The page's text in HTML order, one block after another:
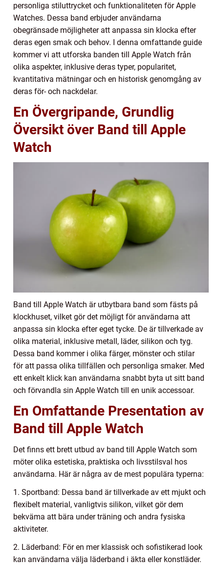
personliga stiluttrycket och funktionaliteten för Apple
Watches. Dessa band erbjuder användarna
obegränsade möjligheter att anpassa sin klocka efter
deras egen smak och behov. I denna omfattande guide
kommer vi att utforska banden till Apple Watch från
olika aspekter, inklusive deras typer, popularitet,
kvantitativa mätningar och en historisk genomgång av
deras för- och nackdelar.
En Övergripande, Grundlig
Översikt över Band till Apple
Watch
Band till Apple Watch är utbytbara band som fästs på
klockhuset, vilket gör det möjligt för användarna att
anpassa sin klocka efter eget tycke. De är tillverkade av
olika material, inklusive metall, läder, silikon och tyg.
Dessa band kommer i olika färger, mönster och stilar
för att passa olika tillfällen och personliga smaker. Med
ett enkelt klick kan användarna snabbt byta ut sitt band
och förvandla sin Apple Watch till en unik accessoar.
En Omfattande Presentation av
Band till Apple Watch
Det finns ett brett utbud av band till Apple Watch som
möter olika estetiska, praktiska och livsstilsval hos
användarna. Här är några av de mest populära typerna:
1. Sportband: Dessa band är tillverkade av ett mjukt och
flexibelt material, vanligtvis silikon, vilket gör dem
bekväma att bära under träning och andra fysiska
aktiviteter.
2. Läderband: För en mer klassisk och sofistikerad look
kan användarna välja läderband i äkta eller konstläder.